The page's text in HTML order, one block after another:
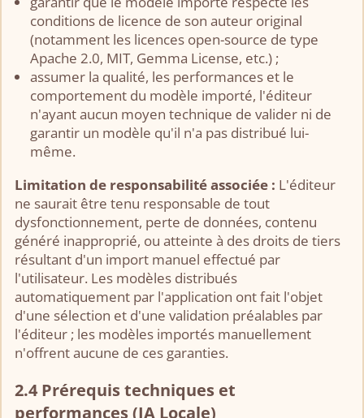
conditions de licence de son auteur original
(notamment les licences open-source de type
Apache 2.0, MIT, Gemma License, etc.) ;
assumer la qualité, les performances et le
comportement du modèle importé, l'éditeur
n'ayant aucun moyen technique de valider ni de
garantir un modèle qu'il n'a pas distribué lui-
même.
Limitation de responsabilité associée : L'éditeur
ne saurait être tenu responsable de tout
dysfonctionnement, perte de données, contenu
généré inapproprié, ou atteinte à des droits de tiers
résultant d'un import manuel effectué par
l'utilisateur. Les modèles distribués
automatiquement par l'application ont fait l'objet
d'une sélection et d'une validation préalables par
l'éditeur ; les modèles importés manuellement
n'offrent aucune de ces garanties.
2.4 Prérequis techniques et
performances (IA Locale)